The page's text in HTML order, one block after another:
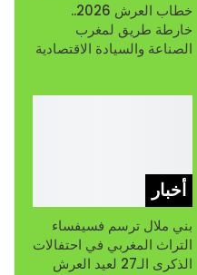
خطاب العرش 2026..
خارطة طريق لمغرب
الصناعة والسيادة الاقتصادية
أخبار
بني ملال ترسم فسيفساء
التراث المغربي في احتفالات
الذكرى الـ27 لعيد العرش